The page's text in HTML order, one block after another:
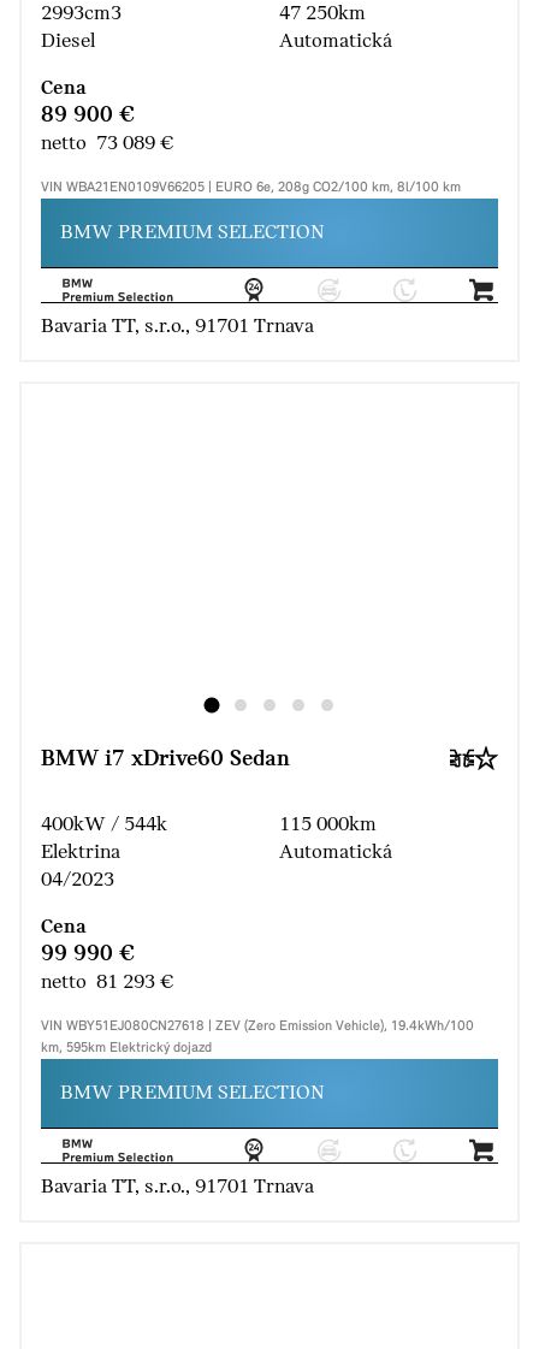
2993cm3
Diesel
47 250km
Automatická
Cena
89 900 €
netto 73 089 €
VIN WBA21EN0109V66205 | EURO 6e, 208g CO2/100 km, 8l/100 km
BMW PREMIUM SELECTION
Bavaria TT, s.r.o., 91701 Trnava
BMW i7 xDrive60 Sedan
400kW / 544k
Elektrina
04/2023
115 000km
Automatická
Cena
99 990 €
netto 81 293 €
VIN WBY51EJ080CN27618 | ZEV (Zero Emission Vehicle), 19.4kWh/100
km, 595km Elektrický dojazd
BMW PREMIUM SELECTION
Bavaria TT, s.r.o., 91701 Trnava